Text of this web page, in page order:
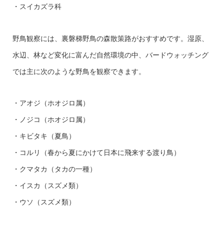
・スイカズラ科
野鳥観察には、裏磐梯野鳥の森散策路がおすすめです。湿原、
水辺、林など変化に富んだ自然環境の中、バードウォッチング
では主に次のような野鳥を観察できます。
・アオジ（ホオジロ属）
・ノジコ（ホオジロ属）
・キビタキ（夏鳥）
・コルリ（春から夏にかけて日本に飛来する渡り鳥）
・クマタカ（タカの一種）
・イスカ（スズメ類）
・ウソ（スズメ類）